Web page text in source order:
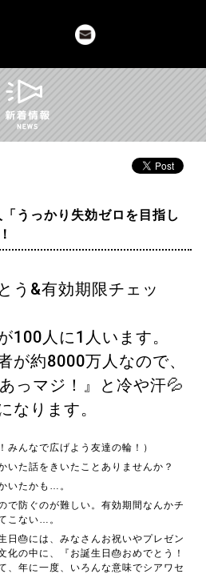
直前講習｜香川県 高松市
うっかり失効ゼロを目指し
う&有効期限チェッ
100人に1人います。
が約8000万人なので、
っマジ！』と冷や汗💦
なります。
みんなで広げよう友達の輪！）
いた話をきいたことありませんか？
いたかも…。
で防ぐのが難しい。有効期間なんかチ
こない…。
日🎂には、みなさんお祝いやプレゼン
化の中に、『お誕生日🎂おめでとう！
、年に一度、いろんな意味でシアワセ